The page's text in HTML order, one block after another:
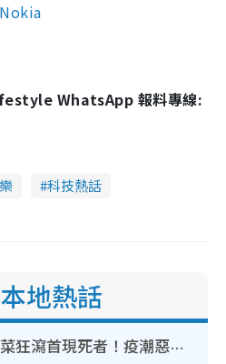
Nokia
WhatsApp 報料專線:
科技熱話
地熱話
奪命寄生蟲｜食生菜狂瀉首現死者！疫潮惡化錄1.8萬宗病例 揭洗菜3大謬誤